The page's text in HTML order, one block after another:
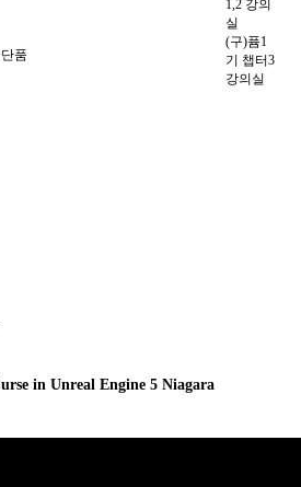
품
1,2 강의
실
(구)퓸1
기 챕터3
강의실
in Unreal Engine 5 Niagara